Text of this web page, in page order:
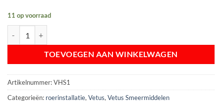
11 op voorraad
TOEVOEGEN AAN WINKELWAGEN
Artikelnummer:VHS1
Categorieën: roerinstallatie,Vetus,Vetus Smeermiddelen